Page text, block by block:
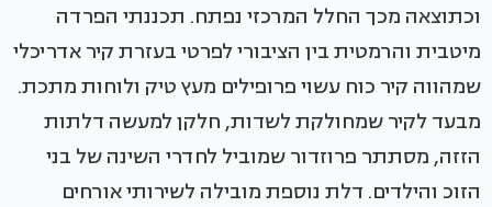
וכתוצאה מכך החלל המרכזי נפתח. תכננתי הפרדה
מיטבית והרמטית בין הציבורי לפרטי בעזרת קיר אדריכלי
שמהווה קיר כוח עשוי פרופילים מעץ טיק ולוחות מתכת.
מבעד לקיר שמחולקת לשדות, חלקן למעשה דלתות
הזזה, מסתתר פרוזדור שמוביל לחדרי השינה של בני
הזוכ והילדים. דלת נוספת מובילה לשירותי אורחים